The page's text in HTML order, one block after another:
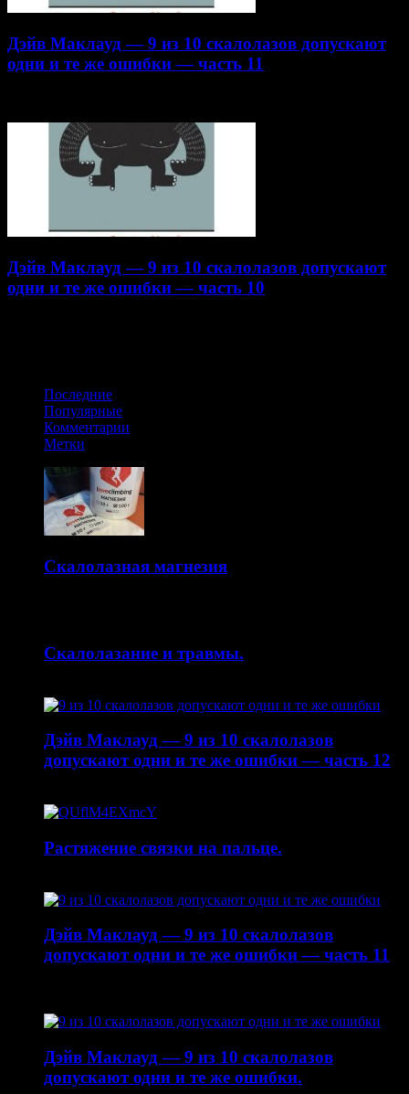
Дэйв Маклауд — 9 из 10 скалолазов допускают
одни и те же ошибки — часть 11
Дэйв Маклауд — 9 из 10 скалолазов допускают
одни и те же ошибки — часть 10
Последние
Популярные
Комментарии
Метки
Скалолазная магнезия
Скалолазание и травмы.
Дэйв Маклауд — 9 из 10 скалолазов
допускают одни и те же ошибки — часть 12
Растяжение связки на пальце.
Дэйв Маклауд — 9 из 10 скалолазов
допускают одни и те же ошибки — часть 11
Дэйв Маклауд — 9 из 10 скалолазов
допускают одни и те же ошибки.